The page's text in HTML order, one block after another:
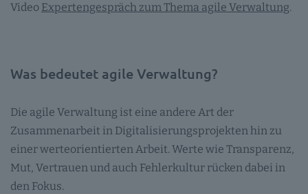
Video Expertengespräch zum Thema agile Verwaltung.
Was bedeutet agile Verwaltung?
Die agile Verwaltung ist eine andere Art der
Zusammenarbeit in Digitalisierungsprojekten hin zu
einer werteorientierten Arbeit. Werte wie Transparenz,
Mut, Vertrauen und auch Fehlerkultur rücken dabei in
den Fokus.